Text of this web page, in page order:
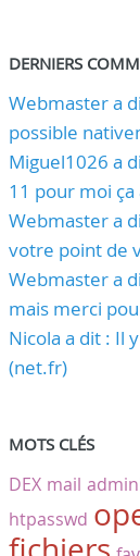
DERNIERS
Webmaster a
possible
Miguel1026 a
11 pour moi ça
Webmaster a
votre point de
Webmaster a
mais merci
Nicola a dit : Il
(net.fr)
MOTS CLÉS
DEX mail
htpasswd